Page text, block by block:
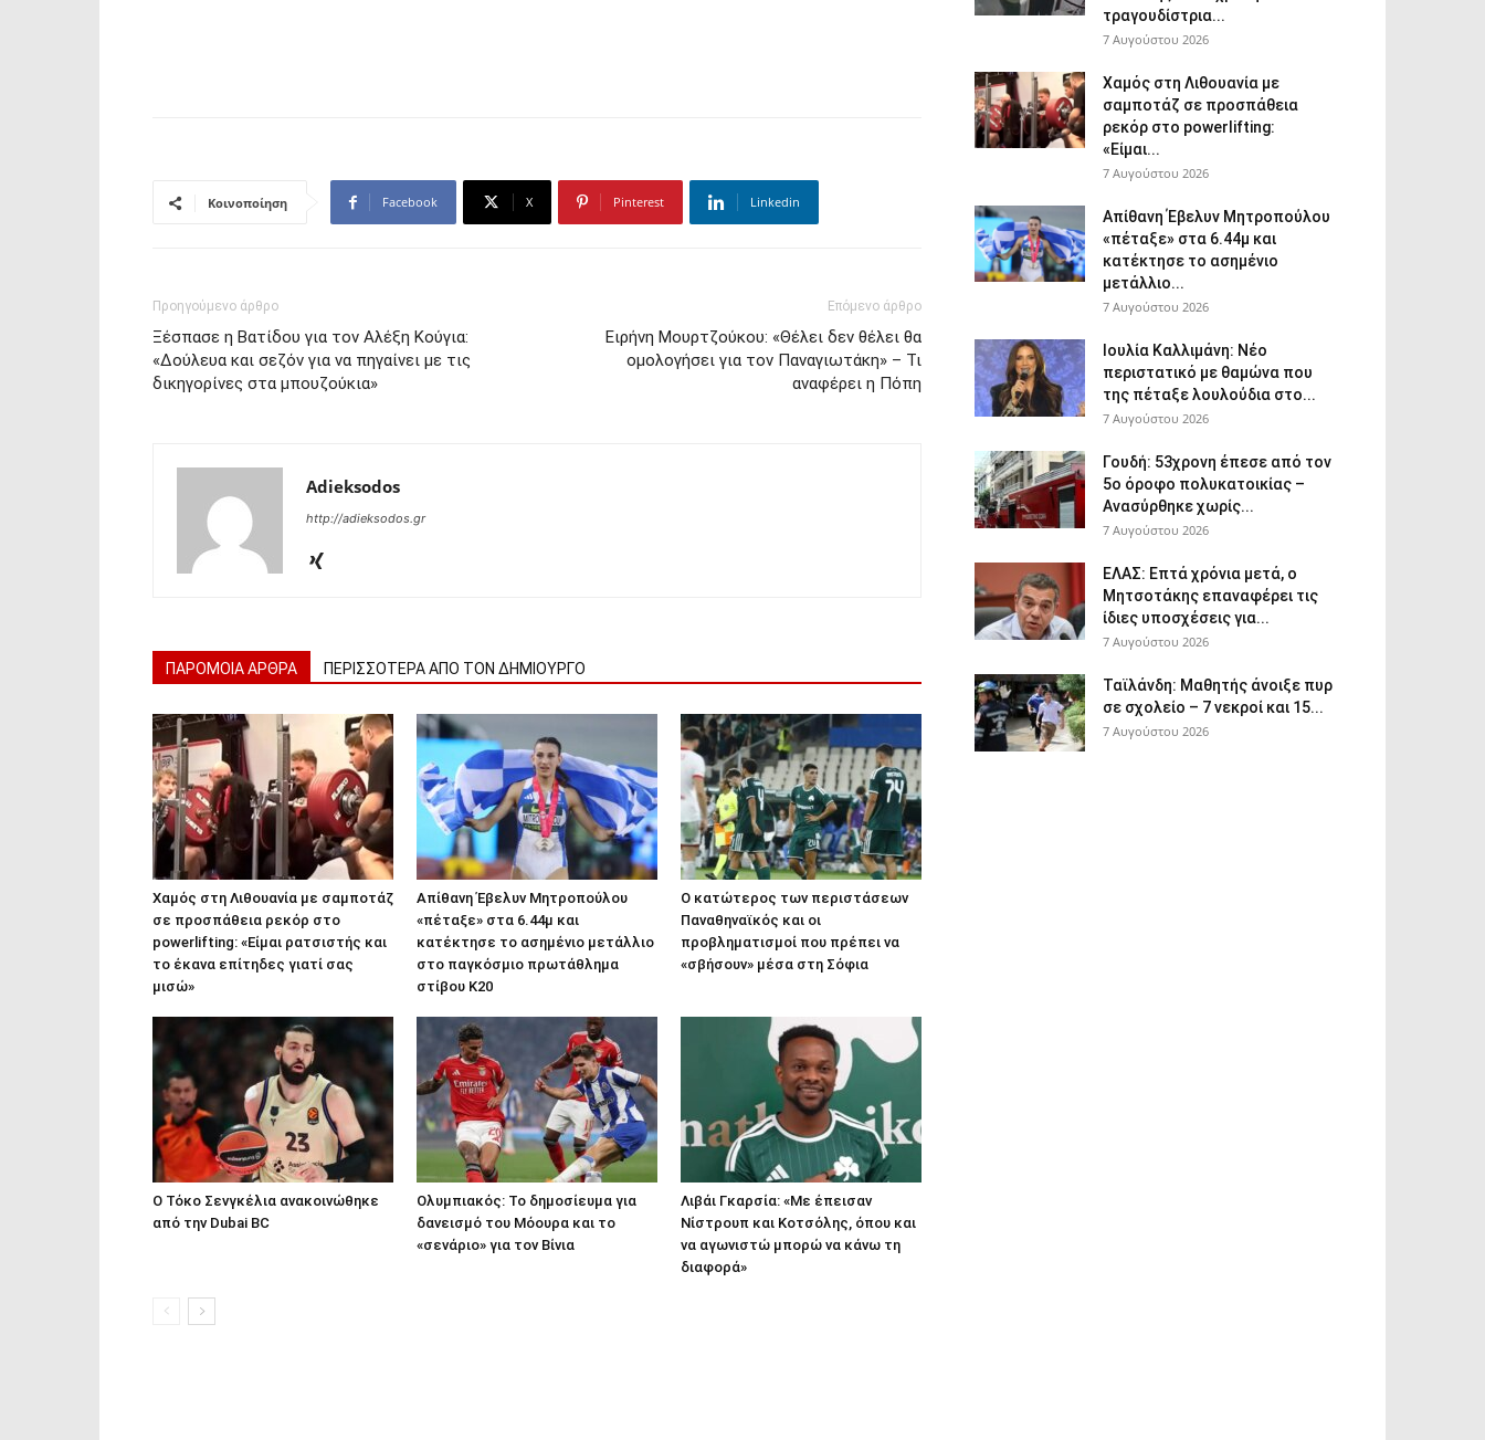
Κοινοποίηση Facebook X Pinterest Linkedin
Προηγούμενο άρθρο
Ξέσπασε η Βατίδου για τον Αλέξη Κούγια:
«Δούλευα και σεζόν για να πηγαίνει με τις
δικηγορίνες στα μπουζούκια»
Επόμενο άρθρο
Ειρήνη Μουρτζούκου: «Θέλει δεν θέλει θα
ομολογήσει για τον Παναγιωτάκη» – Τι
αναφέρει η Πόπη
Adieksodos
http://adieksodos.gr
ΠΑΡΟΜΟΙΑ ΑΡΘΡΑ ΠΕΡΙΣΣΟΤΕΡΑ ΑΠΟ ΤΟΝ ΔΗΜΙΟΥΡΓΟ
Χαμός στη Λιθουανία με σαμποτάζ
σε προσπάθεια ρεκόρ στο
powerlifting: «Είμαι ρατσιστής και
το έκανα επίτηδες γιατί σας
μισώ»
Απίθανη Έβελυν Μητροπούλου
«πέταξε» στα 6.44μ και
κατέκτησε το ασημένιο μετάλλιο
στο παγκόσμιο πρωτάθλημα
στίβου Κ20
Ο κατώτερος των περιστάσεων
Παναθηναϊκός και οι
προβληματισμοί που πρέπει να
«σβήσουν» μέσα στη Σόφια
Ο Τόκο Σενγκέλια ανακοινώθηκε
από την Dubai BC
Ολυμπιακός: Το δημοσίευμα για
δανεισμό του Μόουρα και το
«σενάριο» για τον Βίνια
Λιβάι Γκαρσία: «Με έπεισαν
Νίστρουπ και Κοτσόλης, όπου και
να αγωνιστώ μπορώ να κάνω τη
διαφορά»
τραγουδίστρια...
7 Αυγούστου 2026
Χαμός στη Λιθουανία με
σαμποτάζ σε προσπάθεια
ρεκόρ στο powerlifting:
«Είμαι...
7 Αυγούστου 2026
Απίθανη Έβελυν Μητροπούλου
«πέταξε» στα 6.44μ και
κατέκτησε το ασημένιο
μετάλλιο...
7 Αυγούστου 2026
Ιουλία Καλλιμάνη: Νέο
περιστατικό με θαμώνα που
της πέταξε λουλούδια στο...
7 Αυγούστου 2026
Γουδή: 53χρονη έπεσε από τον
5ο όροφο πολυκατοικίας –
Ανασύρθηκε χωρίς...
7 Αυγούστου 2026
ΕΛΑΣ: Επτά χρόνια μετά, ο
Μητσοτάκης επαναφέρει τις
ίδιες υποσχέσεις για...
7 Αυγούστου 2026
Ταϊλάνδη: Μαθητής άνοιξε πυρ
σε σχολείο – 7 νεκροί και 15...
7 Αυγούστου 2026